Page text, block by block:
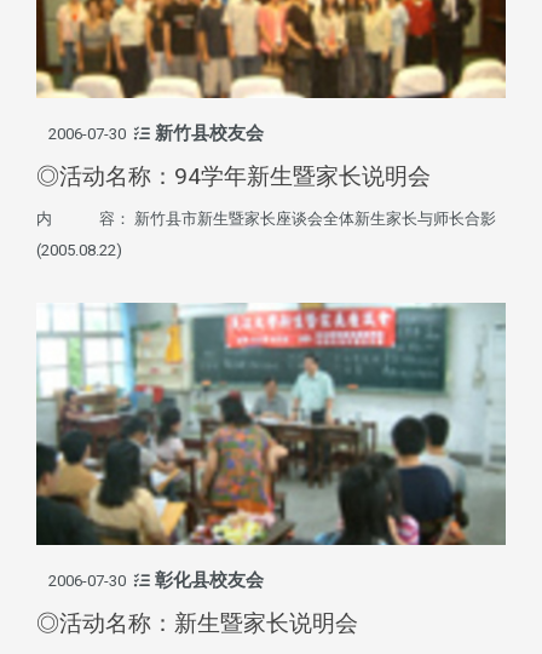
2006-07-30 新竹县校友会
◎活动名称：94学年新生暨家长说明会
内 容： 新竹县市新生暨家长座谈会全体新生家长与师长合影
(2005.08.22)
2006-07-30 彰化县校友会
◎活动名称：新生暨家长说明会